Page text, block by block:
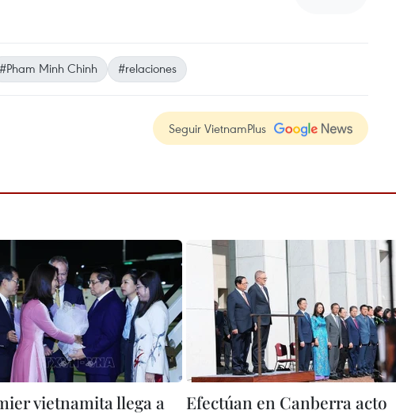
#Pham Minh Chinh #relaciones
Seguir VietnamPlus
vietnamita llega a
Efectúan en Canberra acto